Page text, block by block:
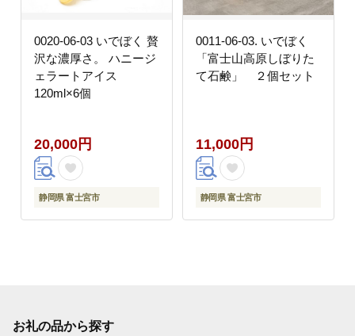
0020-06-03 いでぼく 贅
沢な濃厚さ。 ハニージ
ェラートアイス
120ml×6個
20,000円
静岡県 富士宮市
0011-06-03. いでぼく
「富士山高原しぼりた
て石鹸」 ２個セット
11,000円
静岡県 富士宮市
お礼の品から探す